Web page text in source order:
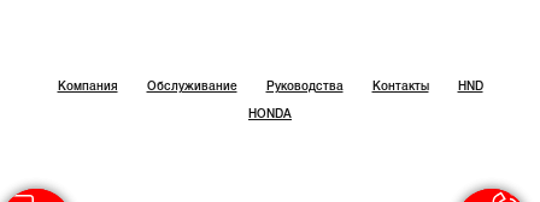
Компания Обслуживание Руководства Контакты HND
HONDA